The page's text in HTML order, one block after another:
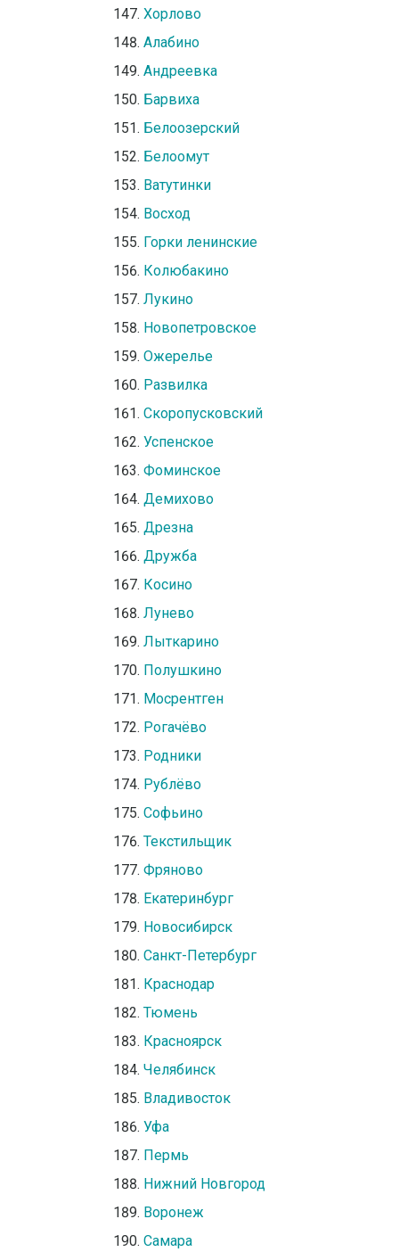
Хорлово
Алабино
Андреевка
Барвиха
Белоозерский
Белоомут
Ватутинки
Восход
Горки ленинские
Колюбакино
Лукино
Новопетровское
Ожерелье
Развилка
Скоропусковский
Успенское
Фоминское
Демихово
Дрезна
Дружба
Косино
Лунево
Лыткарино
Полушкино
Мосрентген
Рогачёво
Родники
Рублёво
Софьино
Текстильщик
Фряново
Екатеринбург
Новосибирск
Санкт-Петербург
Краснодар
Тюмень
Красноярск
Челябинск
Владивосток
Уфа
Пермь
Нижний Новгород
Воронеж
Самара